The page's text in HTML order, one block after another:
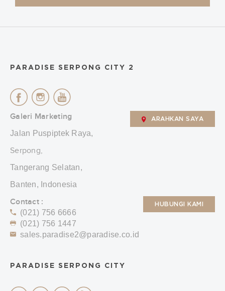
PARADISE SERPONG CITY 2
Galeri Marketing
Jalan Puspiptek Raya,
Serpong,
Tangerang Selatan,
Banten, Indonesia
ARAHKAN SAYA
Contact :
(021) 756 6666
(021) 756 1447
sales.paradise2@paradise.co.id
HUBUNGI KAMI
PARADISE SERPONG CITY